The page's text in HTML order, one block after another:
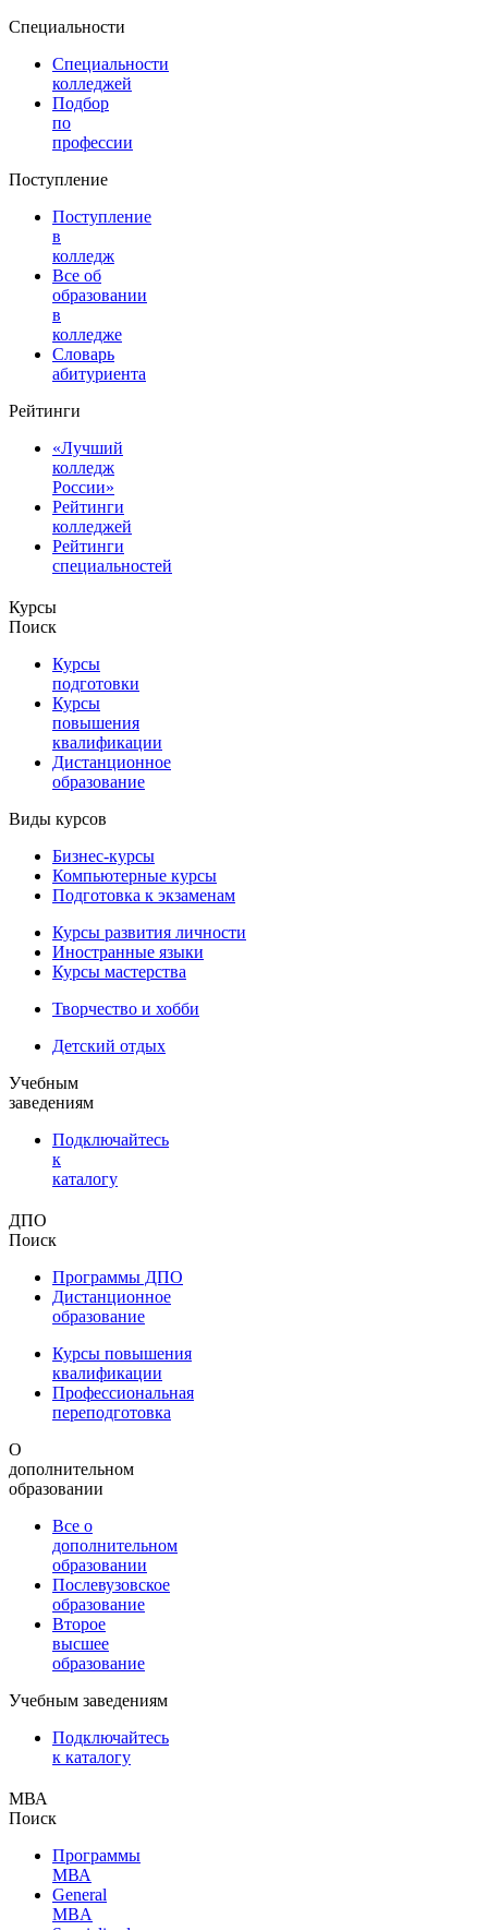
Специальности
Специальности
колледжей
Подбор
по
профессии
Поступление
Поступление
в
колледж
Все об
образовании
в
колледже
Словарь
абитуриента
Рейтинги
«Лучший
колледж
России»
Рейтинги
колледжей
Рейтинги
специальностей
Курсы
Поиск
Курсы
подготовки
Курсы
повышения
квалификации
Дистанционное
образование
Виды курсов
Бизнес-курсы
Компьютерные курсы
Подготовка к экзаменам
Курсы развития личности
Иностранные языки
Курсы мастерства
Творчество и хобби
Детский отдых
Учебным
заведениям
Подключайтесь
к
каталогу
ДПО
Поиск
Программы ДПО
Дистанционное
образование
Курсы повышения
квалификации
Профессиональная
переподготовка
О
дополнительном
образовании
Все о
дополнительном
образовании
Послевузовское
образование
Второе
высшее
образование
Учебным заведениям
Подключайтесь
к каталогу
МВА
Поиск
Программы
МВА
General
MBA